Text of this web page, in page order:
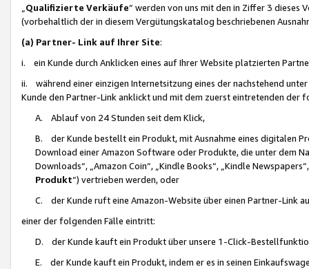
Qualifizierte Verkäufe“ werden von uns mit den in Ziffer 3
(vorbehaltlich der in diesem Vergütungskatalog beschriebenen
(a) Partner- Link auf Ihrer Site:
i. ein Kunde durch Anklicken eines auf Ihrer Website platzierten
ii. während einer einzigen Internetsitzung eines der nachstehend
Kunde den Partner-Link anklickt und mit dem zuerst eintretenden der
A. Ablauf von 24 Stunden seit dem Klick,
B. der Kunde bestellt ein Produkt, mit Ausnahme eines digitalen
Download einer Amazon Software oder Produkte, die unter dem
Downloads“, „Amazon Coin“, „Kindle Books“, „Kindle
Produkt“) vertrieben werden, oder
C. der Kunde ruft eine Amazon-Website über einen Partner-Link
einer der folgenden Fälle eintritt:
D. der Kunde kauft ein Produkt über unsere 1-Click-
E. der Kunde kauft ein Produkt, indem er es in seinen